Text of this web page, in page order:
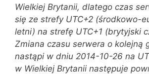
Wielkiej Brytanii, dlatego czas
się ze strefy UTC+2 (środkowo-
letni) na strefę UTC+1 (brytyjski
Zmiana czasu serwera o kolejną
nastąpi w dniu 2014-10-26 na
w Wielkiej Brytanii następuje